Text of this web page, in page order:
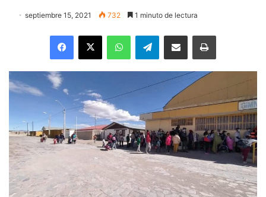
septiembre 15, 2021 732 1 minuto de lectura
Facebook
X WhatsAppTelegramEnviar vía email Imprimir